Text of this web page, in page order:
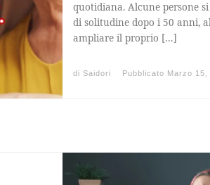
quotidiana. Alcune persone
di solitudine dopo i 50 anni,
ampliare il proprio […]
di Saidori Pubblicato Marzo 15,